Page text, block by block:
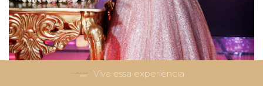
Viva essa experiência